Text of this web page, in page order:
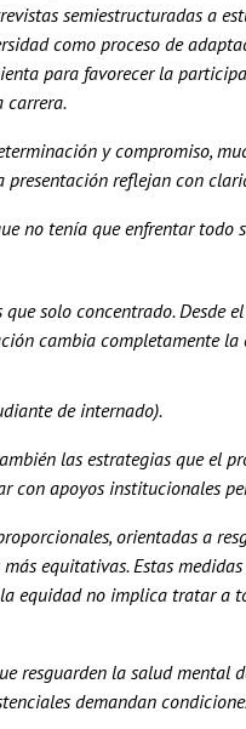
semiestructuradas a
como proceso de
para favorecer la
carrera.
y compromiso,
reflejan con
no tenía que enfrentar todo
solo concentrado. Desde
cambia completamente la
de internado).
las estrategias que el
con apoyos institucionales
orientadas a
equitativas. Estas
equidad no implica tratar a
resguarden la salud mental
demandan